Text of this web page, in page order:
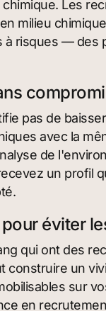
Les
milieu
à risques — des
pas de
avec la
de
un profil
éviter
qui ont des
construire un
sur
en